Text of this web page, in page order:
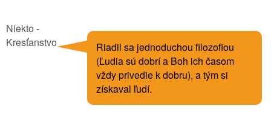
Niekto -
Kresťanstvo
Riadil sa jednoduchou filozofiou
(Ľudia sú dobrí a Boh ich časom
vždy privedie k dobru), a tým si
získaval ľudí.